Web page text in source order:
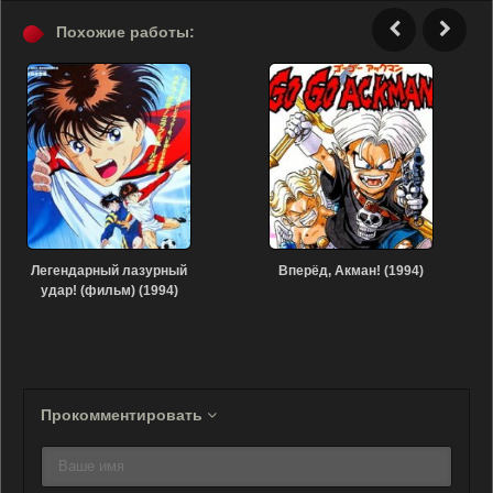
Похожие работы:
Легендарный лазурный
удар! (фильм) (1994)
Вперёд, Акман! (1994)
Прокомментировать